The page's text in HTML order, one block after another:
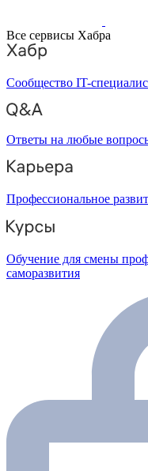
Все сервисы Хабра
Сообщество IT-
Ответы на любые
Профессиональное
Обучение для смены
саморазвития